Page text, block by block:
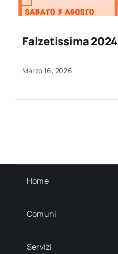
Falzetissima 2024
Marzo 16, 2026
Home
Comuni
Servizi